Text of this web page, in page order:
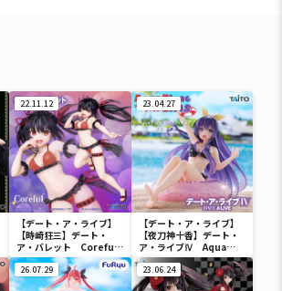
22.11.12
【デート・ア・ライブ】
【時崎狂三】デート・
ア・バレット Coreful
フィギュア 時崎狂三～
水着ver.～Renewal
23.04.27
【デート・ア・ライブ】
【夜刀神十香】デート・
ア・ライブⅣ Aqua
Float Girlsフィギュア
夜刀神十香
26.07.29 23.06.24